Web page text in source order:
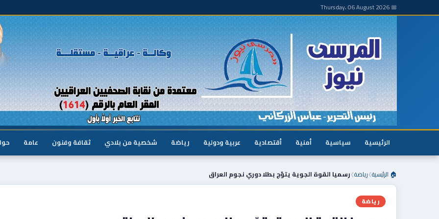
📅 Thursday، 06 August 2026
الرئيسية سياسية أمنية أقتصادية عربية ودولية رياضة شخصية من بلادي ثقافة وفنون عامة
🏠 الرئيسية❯رياضة❯رسميا القوة الجوية يتوّج بطلا دوري نجوم العراق
رياضة